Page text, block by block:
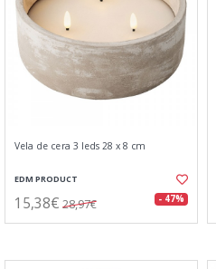
Vela de cera 3 leds 28 x 8 cm
EDM PRODUCT
15,38€ 28,97€ - 47%